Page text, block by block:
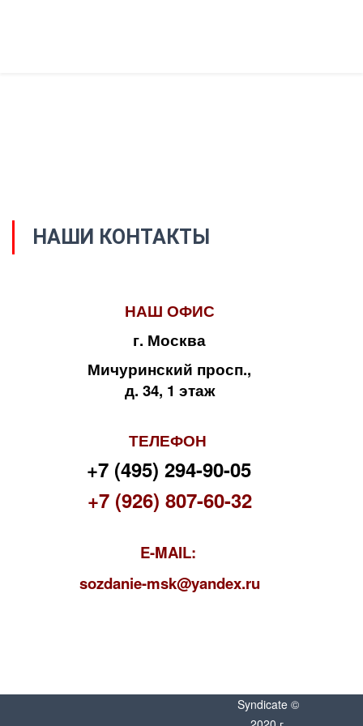
НАШИ КОНТАКТЫ
НАШ ОФИС
г. Москва
Мичуринский просп.,
д. 34, 1 этаж
ТЕЛЕФОН
+7 (495) 294-90-05
+7 (926) 807-60-32
E-MAIL:
sozdanie-msk@yandex.ru
Syndicate ©